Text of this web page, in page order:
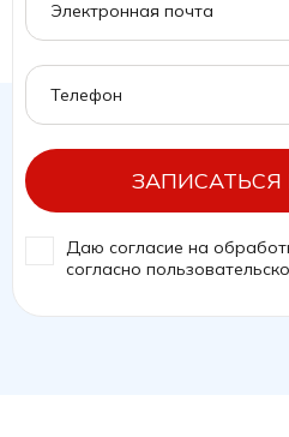
Даю согласие на
согласно